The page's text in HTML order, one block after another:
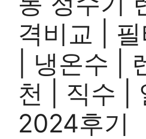
격비교 |
| 냉온수 |
천 | 직수 |
2024후기